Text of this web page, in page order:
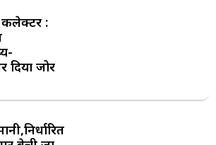
कलेक्टर :
दिया जोर